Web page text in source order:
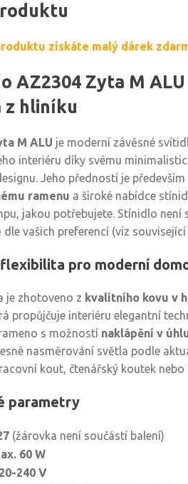
získáte malý dárek
AZ2304 Zyta M
hliníku
M ALU je moderní závěsné
interiéru díky svému
Jeho předností je především
ramenu a široké nabídce
jakou potřebujete. Stínidlo není
vašich preferencí (viz
flexibilita pro moderní
je zhotoveno z kvalitního kovu v
propůjčuje interiéru elegantní
s možností naklápění v
nasměrování světla podle
kout, čtenářský koutek
parametry
(žárovka není součástí balení)
60 W
240 V